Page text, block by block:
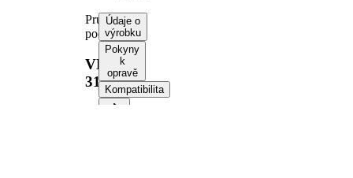
Pružina
podvozku
VKDL
31381
Údaje o
výrobku
Pokyny
k
opravě
Kompatibilita